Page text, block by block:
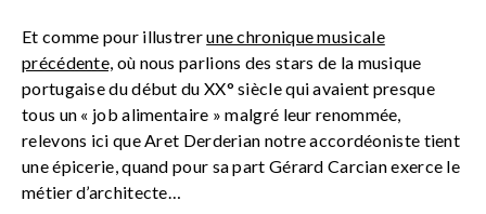
Et comme pour illustrerune chronique musicale
précédente, où nous parlions des stars de la musique
portugaise du début du XX° siècle qui avaient presque
tous un « job alimentaire » malgré leur renommée,
relevons ici que Aret Derderian notre accordéoniste tient
une épicerie, quand pour sa part Gérard Carcian exerce le
métier d’architecte…